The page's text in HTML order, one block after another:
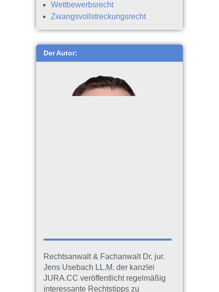
Wettbewerbsrecht
Zwangsvollstreckungsrecht
Der Autor:
Rechtsanwalt & Fachanwalt Dr. jur.
Jens Usebach LL.M. der kanzlei
JURA.CC veröffentlicht regelmäßig
interessante Rechtstipps zu